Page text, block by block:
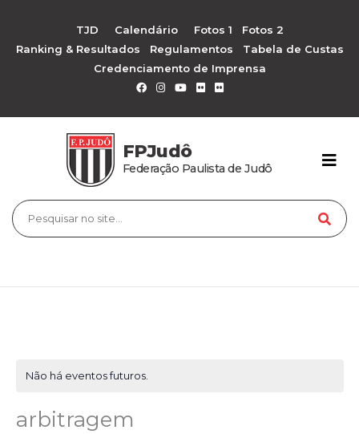
TJD Calendário Fotos 1
Fotos 2
Ranking & Resultados
Regulamentos
Tabela de Custas
Credenciamento de Imprensa
FPJudô
Federação Paulista de Judô
Não há eventos futuros.
arbitragem